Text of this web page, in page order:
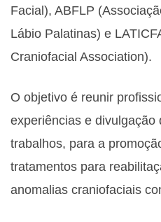
Facial), ABFLP
Lábio Palatinas) e
Craniofacial Association).
O objetivo é reunir
experiências e divulgação
trabalhos, para a
tratamentos para
anomalias craniofaciais